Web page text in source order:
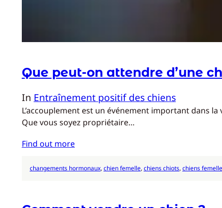
Que peut-on attendre d’une
In Entraînement positif des chiens
L’accouplement est un événement important dans
Que vous soyez propriétaire…
Find out more
changements hormonaux, chien femelle, chiens chiots, chiens